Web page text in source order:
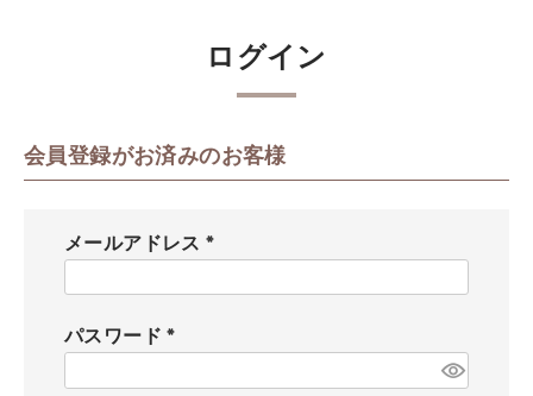
ログイン
会員登録がお済みのお客様
メールアドレス
パスワード